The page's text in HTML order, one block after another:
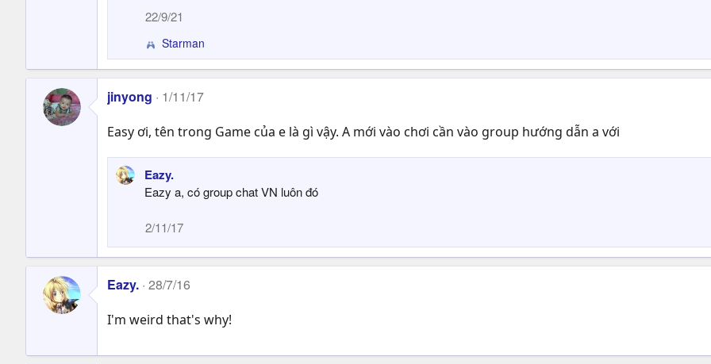
22/9/21
R
e
a
c
t
i
o
n
s
:
Starman
jinyong 1/11/17
Easy ơi, tên trong Game của e là gì vậy. A mới vào chơi cần vào group hướng dẫn a với
Eazy.
Eazy a, có group chat VN luôn đó
2/11/17
Eazy. 28/7/16
I'm weird that's why!